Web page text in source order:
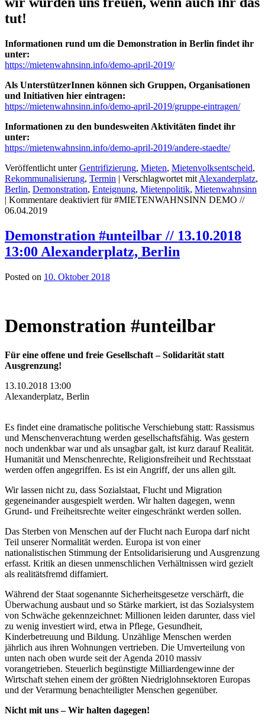
tut!
Informationen rund um die Demonstration in Berlin findet ihr
unter:
https://mietenwahnsinn.info/demo-april-2019/
Als UnterstützerInnen können sich Gruppen, Organisationen
und Initiativen hier eintragen:
https://mietenwahnsinn.info/demo-april-2019/gruppe-eintragen/
Informationen zu den bundesweiten Aktivitäten findet ihr
unter:
https://mietenwahnsinn.info/demo-april-2019/andere-staedte/
Veröffentlicht unter Gentrifizierung, Mieten, Mietenvolksentscheid,
Rekommunalisierung, Termin | Verschlagwortet mit Alexanderplatz,
Berlin, Demonstration, Enteignung, Mietenpolitik, Mietenwahnsinn
| Kommentare deaktiviert für #MIETENWAHNSINN DEMO //
06.04.2019
Demonstration #unteilbar // 13.10.2018
13:00 Alexanderplatz, Berlin
Posted on 10. Oktober 2018
Demonstration #unteilbar
Für eine offene und freie Gesellschaft – Solidarität statt
Ausgrenzung!
13.10.2018 13:00
Alexanderplatz, Berlin
Es findet eine dramatische politische Verschiebung statt: Rassismus
und Menschenverachtung werden gesellschaftsfähig. Was gestern
noch undenkbar war und als unsagbar galt, ist kurz darauf Realität.
Humanität und Menschenrechte, Religionsfreiheit und Rechtsstaat
werden offen angegriffen. Es ist ein Angriff, der uns allen gilt.
Wir lassen nicht zu, dass Sozialstaat, Flucht und Migration
gegeneinander ausgespielt werden. Wir halten dagegen, wenn
Grund- und Freiheitsrechte weiter eingeschränkt werden sollen.
Das Sterben von Menschen auf der Flucht nach Europa darf nicht
Teil unserer Normalität werden. Europa ist von einer
nationalistischen Stimmung der Entsolidarisierung und Ausgrenzung
erfasst. Kritik an diesen unmenschlichen Verhältnissen wird gezielt
als realitätsfremd diffamiert.
Während der Staat sogenannte Sicherheitsgesetze verschärft, die
Überwachung ausbaut und so Stärke markiert, ist das Sozialsystem
von Schwäche gekennzeichnet: Millionen leiden darunter, dass viel
zu wenig investiert wird, etwa in Pflege, Gesundheit,
Kinderbetreuung und Bildung. Unzählige Menschen werden
jährlich aus ihren Wohnungen vertrieben. Die Umverteilung von
unten nach oben wurde seit der Agenda 2010 massiv
vorangetrieben. Steuerlich begünstigte Milliardengewinne der
Wirtschaft stehen einem der größten Niedriglohnsektoren Europas
und der Verarmung benachteiligter Menschen gegenüber.
Nicht mit uns – Wir halten dagegen!